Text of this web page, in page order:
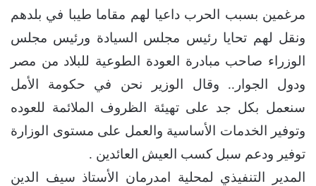
مرغمين بسبب الحرب داعيا لهم مقاما طيبا في بلدهم
ونقل لهم تحايا رئيس مجلس السيادة ورئيس مجلس
الوزراء صاحب مبادرة العودة الطوعية للبلاد من مصر
ودول الجوار.. وقال الوزير نحن في حكومة الأمل
سنعمل بكل جد على تهيئة الظروف الملائمة للعوده
وتوفير الخدمات الأساسية والعمل على مستوى الوزارة
توفير ودعم سبل كسب العيش العائدين .
المدير التنفيذي لمحلية امدرمان الأستاذ سيف الدين